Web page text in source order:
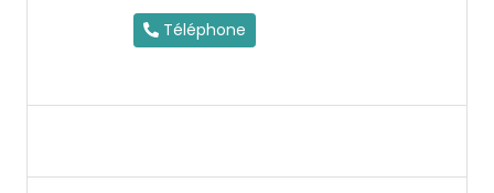
Téléphone